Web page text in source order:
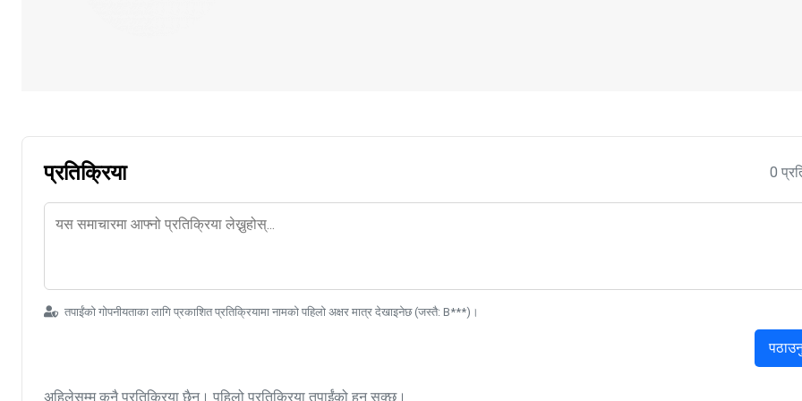
प्रतिक्रिया 0
तपाईंको गोपनीयताका लागि प्रकाशित प्रतिक्रियामा नामको पहिलो अक्षर मात्र देखाइनेछ (जस्तै: B***)।
अहिलेसम्म कुनै प्रतिक्रिया छैन। पहिलो प्रतिक्रिया तपाईंको हुन सक्छ।